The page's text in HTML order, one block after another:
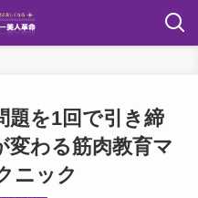
題を1回で引き締
変わる筋肉教育マ
ニック